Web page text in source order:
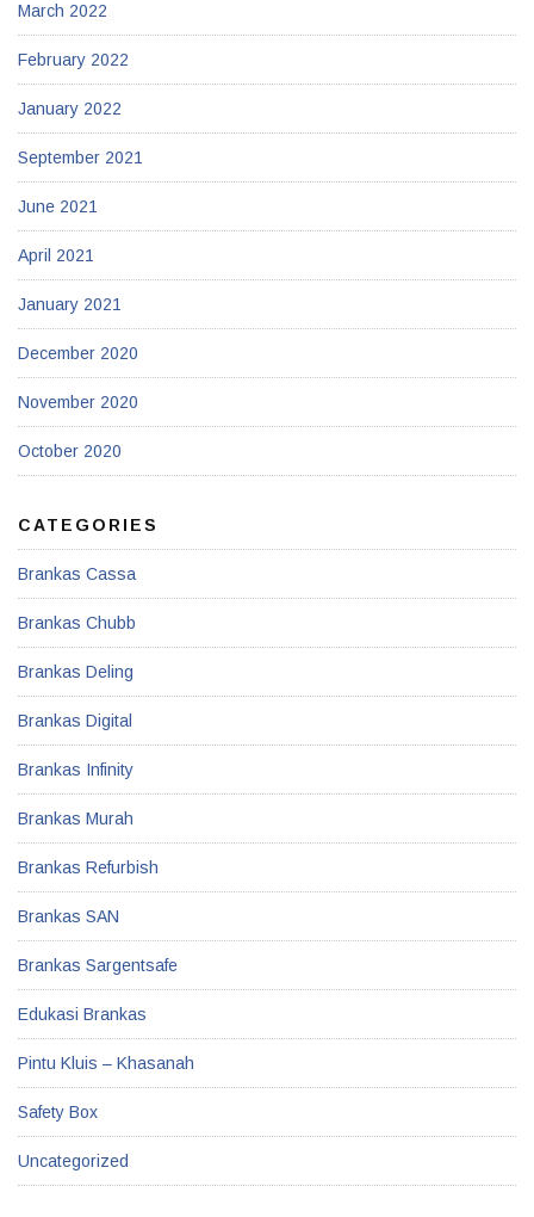
March 2022
February 2022
January 2022
September 2021
June 2021
April 2021
January 2021
December 2020
November 2020
October 2020
CATEGORIES
Brankas Cassa
Brankas Chubb
Brankas Deling
Brankas Digital
Brankas Infinity
Brankas Murah
Brankas Refurbish
Brankas SAN
Brankas Sargentsafe
Edukasi Brankas
Pintu Kluis – Khasanah
Safety Box
Uncategorized